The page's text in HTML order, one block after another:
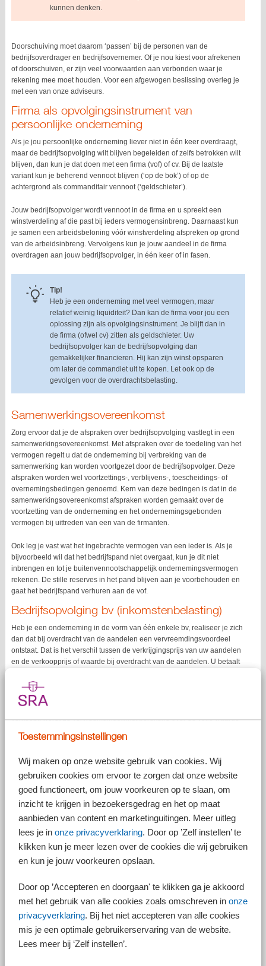
Toestemmingsinstellingen
Wij maken op onze website gebruik van cookies. Wij
gebruiken cookies om ervoor te zorgen dat onze website
goed functioneert, om jouw voorkeuren op te slaan, om
inzicht te krijgen in bezoekersgedrag en het op maat
aanbieden van content en marketinguitingen. Meer uitleg
lees je in onze privacyverklaring. Door op ’Zelf instellen’ te
klikken kun je meer lezen over de cookies die wij gebruiken
en kun je jouw voorkeuren opslaan.
Door op ’Accepteren en doorgaan' te klikken ga je akkoord
met het gebruik van alle cookies zoals omschreven in onze
privacyverklaring. Bij het niet accepteren van alle cookies
mis je een optimale gebruikerservaring van de website.
Lees meer bij ‘Zelf instellen’.
kunnen denken.
Doorschuiving moet daarom ‘passen’ bij de personen van de
bedrijfsoverdrager en bedrijfsovernemer. Of je nou kiest voor afrekenen
of doorschuiven, er zijn veel voorwaarden aan verbonden waar je
rekening mee moet houden. Voor een afgewogen beslissing overleg je
met een van onze adviseurs.
Firma als opvolgingsinstrument van
persoonlijke onderneming
Als je jou persoonlijke onderneming liever niet in één keer overdraagt,
maar de bedrijfsopvolging wilt blijven begeleiden of zelfs betrokken wilt
blijven, dan kun je dat doen met een firma (vof) of cv. Bij de laatste
variant kun je beherend vennoot blijven (‘op de bok’) of op de
achtergrond als commanditair vennoot (‘geldschieter’).
Jouw bedrijfsopvolger wordt vennoot in de firma en u spreekt een
winstverdeling af die past bij ieders vermogensinbreng. Daarnaast kun
je samen een arbeidsbeloning vóór winstverdeling afspreken op grond
van de arbeidsinbreng. Vervolgens kun je jouw aandeel in de firma
overdragen aan jouw bedrijfsopvolger, in één keer of in fasen.
Tip!
Heb je een onderneming met veel vermogen, maar
relatief weinig liquiditeit? Dan kan de firma voor jou een
oplossing zijn als opvolgingsinstrument. Je blijft dan in
de firma (ofwel cv) zitten als geldschieter. Uw
bedrijfsopvolger kan de bedrijfsopvolging dan
gemakkelijker financieren. Hij kan zijn winst opsparen
om later de commandiet uit te kopen. Let ook op de
gevolgen voor de overdrachtsbelasting.
Samenwerkingsovereenkomst
Zorg ervoor dat je de afspraken over bedrijfsopvolging vastlegt in een
samenwerkingsovereenkomst. Met afspraken over de toedeling van het
vermogen regelt u dat de onderneming bij verbreking van de
samenwerking kan worden voortgezet door de bedrijfsopvolger. Deze
afspraken worden wel voortzettings-, verblijvens-, toescheidings- of
overnemingsbedingen genoemd. Kern van deze bedingen is dat in de
samenwerkingsovereenkomst afspraken worden gemaakt over de
voortzetting van de onderneming en het ondernemingsgebonden
vermogen bij uittreden van een van de firmanten.
Ook leg je vast wat het ingebrachte vermogen van een ieder is. Als je
bijvoorbeeld wil dat het bedrijfspand niet overgaat, kun je dit niet
inbrengen en tot je buitenvennootschappelijk ondernemingsvermogen
rekenen. De stille reserves in het pand blijven aan je voorbehouden en
gaat het bedrijfspand verhuren aan de vof.
Bedrijfsopvolging bv (inkomstenbelasting)
Heb je een onderneming in de vorm van één enkele bv, realiseer je zich
dan dat bij overdracht van de aandelen een vervreemdingsvoordeel
ontstaat. Dat is het verschil tussen de verkrijgingsprijs van uw aandelen
en de verkoopprijs of waarde bij overdracht van de aandelen. U betaalt
137.686 is dat 24,5%) inkomstenbelasting in box 2.
Ook als je de aandelen schenkt of voor een lagere dan zakelijke prijs
verkoopt, wordt de vervreemdingswinst berekend over de volle waarde
sprake is van ondernemingsvermogen, onder voorwaarden en op
plaatsvinden. De schenker rekent dan niet af en de verkrijger neemt de
oorspronkelijke verkrijgingsprijs over. Dit wordt ook wel de
doorschuifregeling of DSR genoemd. De doorschuifregeling voor de
toegepast worden op ondernemingsvermogen en niet op
beleggingsvermogen.
Een van de voorwaarden voor de DSR ab die in 2024 nog gold, was dat
overdracht van de aandelen in dienstbetrekking was van de bv. Deze
van 1 januari 2025 te vervallen. In plaats daarvan geldt vanaf 2025 de
voorwaarde dat de verkrijger op het moment van schenken minimaal 21
jaar oud moet zijn.
Tip!